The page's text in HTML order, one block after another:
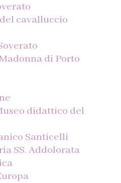
cavalluccio
di Porto
didattico del
Santicelli
SS. Addolorata